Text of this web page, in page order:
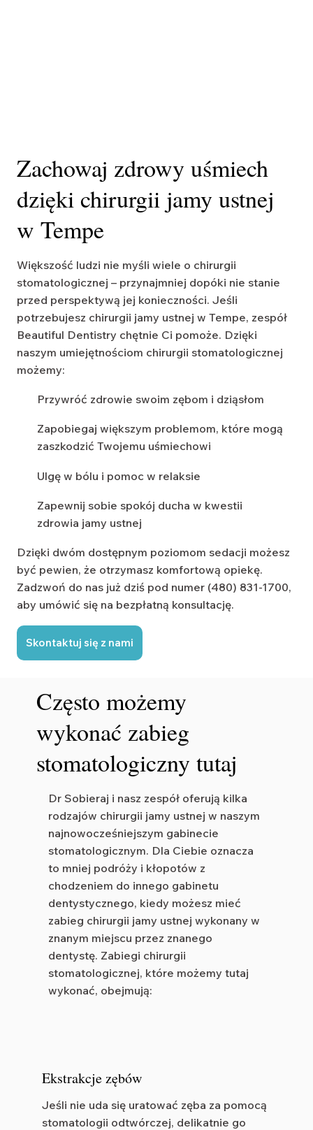
Zachowaj zdrowy uśmiech
dzięki chirurgii jamy ustnej
w Tempe
Większość ludzi nie myśli wiele o chirurgii
stomatologicznej – przynajmniej dopóki nie stanie
przed perspektywą jej konieczności. Jeśli
potrzebujesz chirurgii jamy ustnej w Tempe, zespół
Beautiful Dentistry chętnie Ci pomoże. Dzięki
naszym umiejętnościom chirurgii stomatologicznej
możemy:
Przywróć zdrowie swoim zębom i dziąsłom
Zapobiegaj większym problemom, które mogą
zaszkodzić Twojemu uśmiechowi
Ulgę w bólu i pomoc w relaksie
Zapewnij sobie spokój ducha w kwestii
zdrowia jamy ustnej
Dzięki dwóm dostępnym poziomom sedacji możesz
być pewien, że otrzymasz komfortową opiekę.
Zadzwoń do nas już dziś pod numer (480) 831-1700,
aby umówić się na bezpłatną konsultację.
Skontaktuj się z nami
Często możemy
wykonać zabieg
stomatologiczny tutaj
Dr Sobieraj i nasz zespół oferują kilka
rodzajów chirurgii jamy ustnej w naszym
najnowocześniejszym gabinecie
stomatologicznym. Dla Ciebie oznacza
to mniej podróży i kłopotów z
chodzeniem do innego gabinetu
dentystycznego, kiedy możesz mieć
zabieg chirurgii jamy ustnej wykonany w
znanym miejscu przez znanego
dentystę. Zabiegi chirurgii
stomatologicznej, które możemy tutaj
wykonać, obejmują:
Ekstrakcje zębów
Jeśli nie uda się uratować zęba za pomocą
stomatologii odtwórczej, delikatnie go